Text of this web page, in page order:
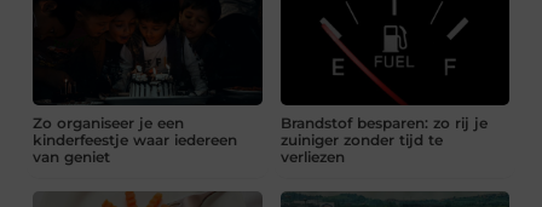
Zo organiseer je een
kinderfeestje waar iedereen
van geniet
Brandstof besparen: zo rij je
zuiniger zonder tijd te
verliezen